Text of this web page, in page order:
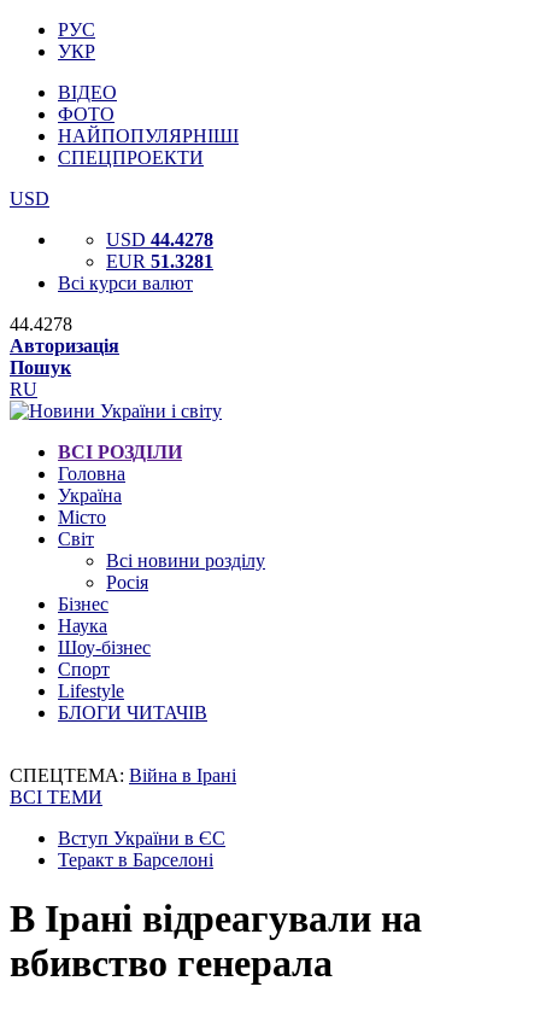
РУС
УКР
ВІДЕО
ФОТО
НАЙПОПУЛЯРНІШІ
СПЕЦПРОЕКТИ
USD
USD 44.4278
EUR 51.3281
Всі курси валют
44.4278
Авторизація
Пошук
RU
ВСІ РОЗДІЛИ
Головна
Україна
Місто
Світ
Всі новини розділу
Росія
Бізнес
Наука
Шоу-бізнес
Спорт
Lifestyle
БЛОГИ ЧИТАЧІВ
СПЕЦТЕМА: Війна в Ірані
ВСІ ТЕМИ
Вступ України в ЄС
Теракт в Барселоні
В Ірані відреагували на
вбивство генерала